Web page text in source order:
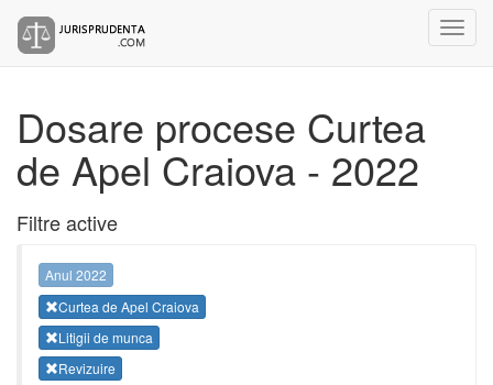
Dosare procese Curtea
de Apel Craiova - 2022
Filtre active
Anul 2022
Curtea de Apel Craiova
Litigii de munca
Revizuire